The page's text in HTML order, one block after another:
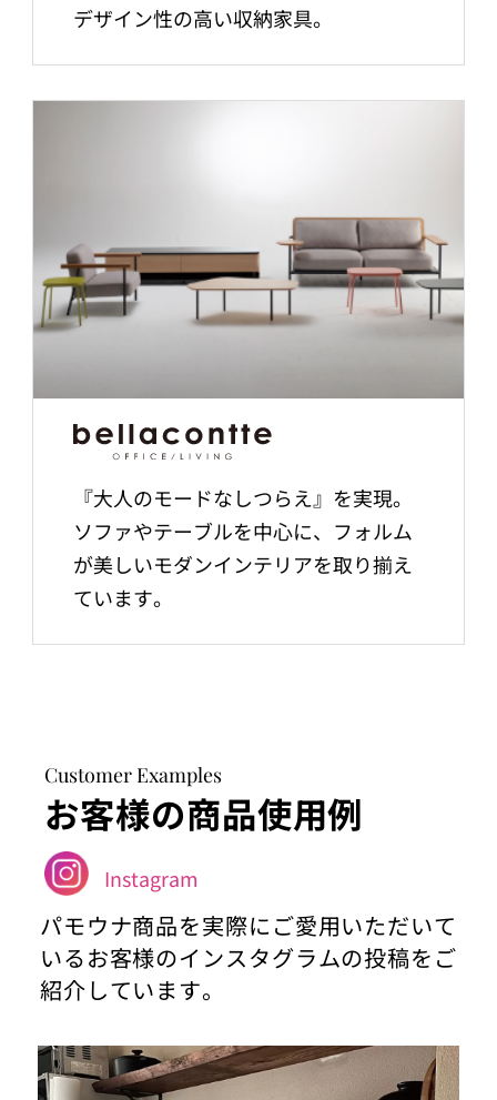
デザイン性の高い収納家具。
『大人のモードなしつらえ』を実現。
ソファやテーブルを中心に、フォルム
が美しいモダンインテリアを取り揃え
ています。
Customer Examples
お客様の商品使用例
Instagram
パモウナ商品を実際にご愛用いただいて
いるお客様のインスタグラムの投稿をご
紹介しています。